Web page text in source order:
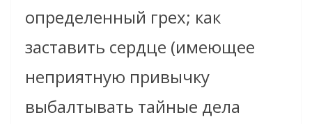
определенный грех; как
заставить сердце (имеющее
неприятную привычку
выбалтывать тайные дела